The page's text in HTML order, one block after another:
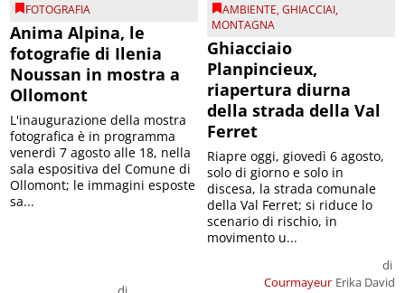
FOTOGRAFIA
Anima Alpina, le
fotografie di Ilenia
Noussan in mostra a
Ollomont
L'inaugurazione della mostra
fotografica è in programma
venerdì 7 agosto alle 18, nella
sala espositiva del Comune di
Ollomont; le immagini esposte
sa...
AMBIENTE,GHIACCIAI,
MONTAGNA
Ghiacciaio
Planpincieux,
riapertura diurna
della strada della Val
Ferret
Courmayeur
di
Erika David
Riapre oggi, giovedì 6 agosto,
solo di giorno e solo in
discesa, la strada comunale
della Val Ferret; si riduce lo
scenario di rischio, in
movimento u...